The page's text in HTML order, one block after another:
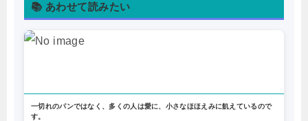
📚 あわせて読みたい
一切れのパンではなく、多くの人は愛に、小さなほほえみに飢えているので
す。